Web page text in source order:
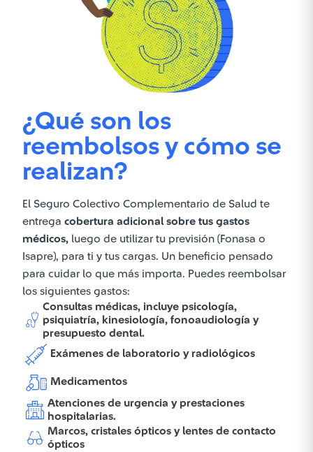
¿Qué son los
reembolsos y cómo se
realizan?
El Seguro Colectivo Complementario de Salud te
entrega cobertura adicional sobre tus gastos
médicos, luego de utilizar tu previsión (Fonasa o
Isapre), para ti y tus cargas. Un beneficio pensado
para cuidar lo que más importa. Puedes reembolsar
los siguientes gastos:
Consultas médicas,incluye psicología,
psiquiatría, kinesiología, fonoaudiología y
presupuesto dental.
Exámenes de laboratorio y radiológicos
Medicamentos
Atenciones de urgencia y prestaciones
hospitalarias.
Marcos, cristales ópticos y lentes de contacto
ópticos